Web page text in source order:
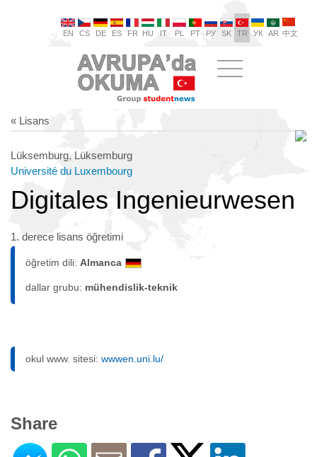
EN CS DE ES FR HU IT PL PT РУ SK TR УК AR 中文
« Lisans
Lüksemburg, Lüksemburg
Université du Luxembourg
Digitales Ingenieurwesen
1. derece lisans öğretimi
öğretim dili: Almanca
dallar grubu: mühendislik-teknik
okul www. sitesi: wwwen.uni.lu/
Share